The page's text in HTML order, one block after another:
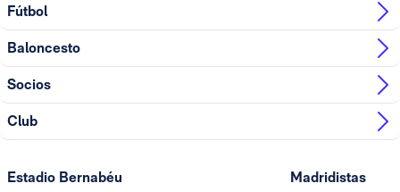
Fútbol
Baloncesto
Socios
Club
Estadio Bernabéu Madridistas